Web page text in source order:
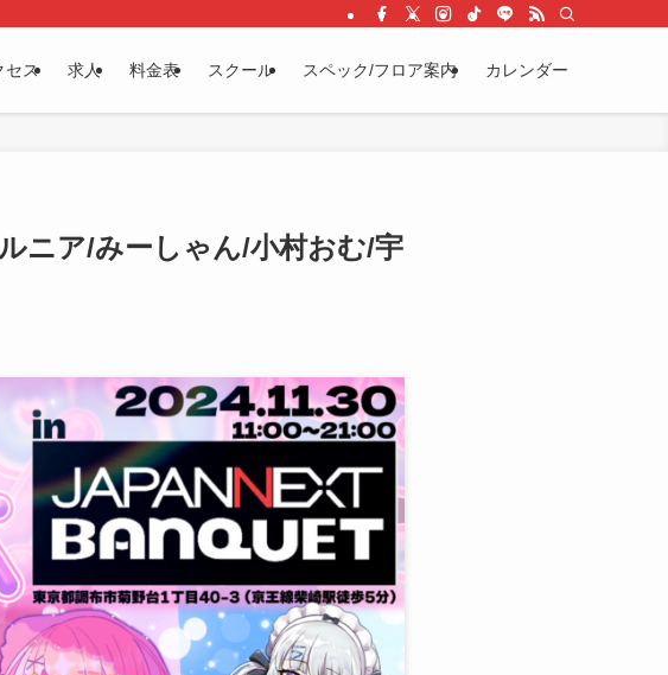
セス 求人 料金表 スクール スペック/フロア案内 カレンダー
ニア/みーしゃん/小村おむ/宇